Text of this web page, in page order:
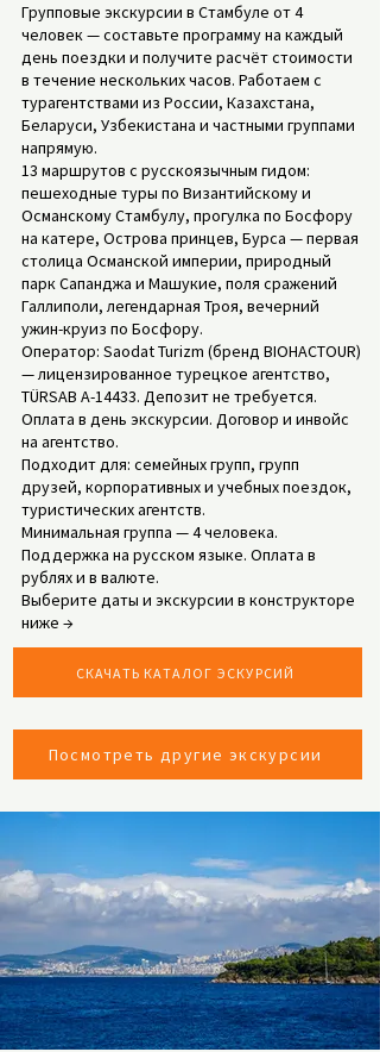
Групповые экскурсии в Стамбуле от 4
человек — составьте программу на каждый
день поездки и получите расчёт стоимости
в течение нескольких часов. Работаем с
турагентствами из России, Казахстана,
Беларуси, Узбекистана и частными группами
напрямую.
13 маршрутов с русскоязычным гидом:
пешеходные туры по Византийскому и
Османскому Стамбулу, прогулка по Босфору
на катере, Острова принцев, Бурса — первая
столица Османской империи, природный
парк Сапанджа и Машукие, поля сражений
Галлиполи, легендарная Троя, вечерний
ужин-круиз по Босфору.
Оператор: Saodat Turizm (бренд BIOHACTOUR)
— лицензированное турецкое агентство,
TÜRSAB A-14433. Депозит не требуется.
Оплата в день экскурсии. Договор и инвойс
на агентство.
Подходит для: семейных групп, групп
друзей, корпоративных и учебных поездок,
туристических агентств.
Минимальная группа — 4 человека.
Поддержка на русском языке. Оплата в
рублях и в валюте.
Выберите даты и экскурсии в конструкторе
ниже →
СКАЧАТЬ КАТАЛОГ ЭСКУРСИЙ
Посмотреть другие экскурсии